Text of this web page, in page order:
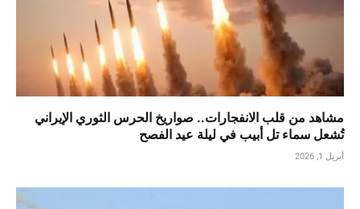
مشاهد من قلب الانفجارات.. صواريخ الحرس الثوري الإيراني
تُشعل سماء تل أبيب في ليلة عيد الفصح
أبريل 1, 2026